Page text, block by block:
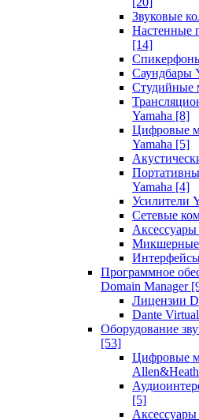
Звуковые
Настенные
[14]
Саундбары
Студийные
Yamaha [8]
Цифровые
Yamaha [5]
Yamaha [4]
Усилители
Сетевые
Аксессуары
Микшерные
Программное
Domain Manager
Лицензии
Dante
Оборудование
[53]
Цифровые
Allen&Heath
[5]